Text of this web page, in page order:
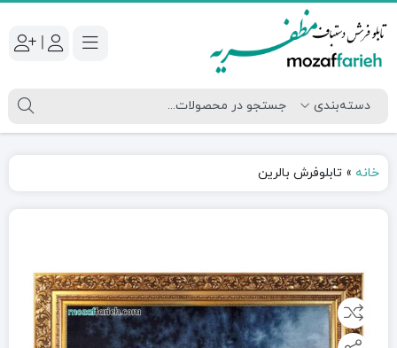
|
خانه » تابلوفرش بالرین